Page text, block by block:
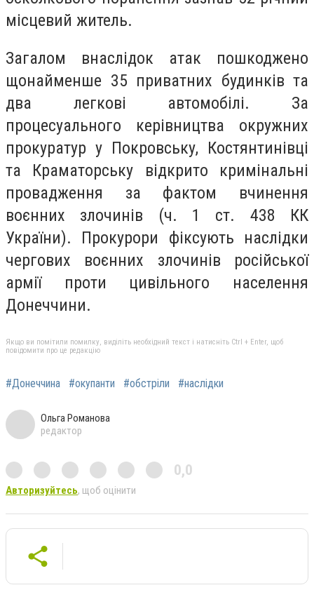
місцевий житель.
Загалом внаслідок атак пошкоджено
щонайменше 35 приватних будинків та
два легкові автомобілі. За
процесуального керівництва окружних
прокуратур у Покровську, Костянтинівці
та Краматорську відкрито кримінальні
провадження за фактом вчинення
воєнних злочинів (ч. 1 ст. 438 КК
України). Прокурори фіксують наслідки
чергових воєнних злочинів російської
армії проти цивільного населення
Донеччини.
Якщо ви помітили помилку, виділіть необхідний текст і натисніть Ctrl + Enter, щоб
повідомити про це редакцію
#Донеччина #окупанти #обстріли #наслідки
Ольга Романова
редактор
0,0
Авторизуйтесь, щоб оцінити